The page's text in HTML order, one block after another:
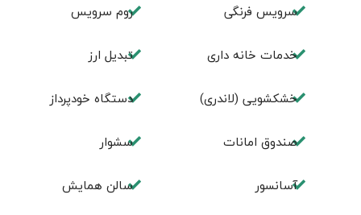
سرویس فرنگی روم سرويس
خدمات خانه داری تبديل ارز
خشکشویی (لاندری) دستگاه خودپرداز
صندوق امانات سشوار
آسانسور سالن همایش